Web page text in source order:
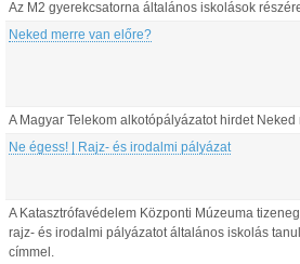
Az M2 gyerekcsatorna általános iskolások
Neked merre van előre?
A Magyar Telekom alkotópályázatot hirdet Neked
Ne égess! | Rajz- és irodalmi pályázat
A Katasztrófavédelem Központi Múzeuma
rajz- és irodalmi pályázatot általános iskolás
címmel.